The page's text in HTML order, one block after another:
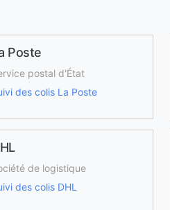
Poste
postal d'État
des colis La Poste
de logistique
des colis DHL